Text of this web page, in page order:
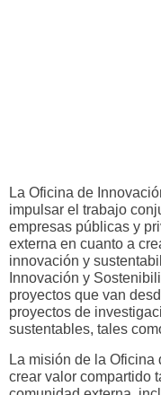
La Oficina de
impulsar el trabajo
empresas públicas y
externa en cuanto a
innovación y
Innovación y
proyectos que van
proyectos de
sustentables, tales
La misión de la
crear valor compartido